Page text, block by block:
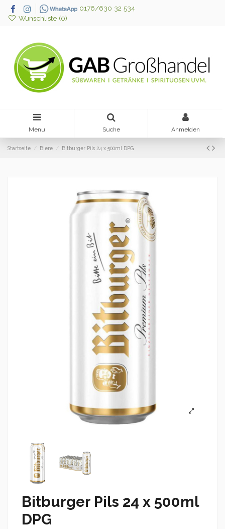
0176/630 32 534
Wunschliste (0)
Menu Suche Anmelden
Startseite Biere Bitburger Pils 24 x 500ml DPG
Bitburger Pils 24 x 500ml
DPG